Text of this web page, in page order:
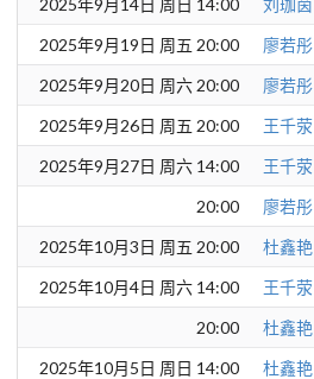
2025年9月14日 周日 14:00
刘珈茵
2025年9月19日 周五 20:00
廖若彤
2025年9月20日 周六 20:00
廖若彤
2025年9月26日 周五 20:00
王千荥
2025年9月27日 周六 14:00
王千荥
20:00
廖若彤
2025年10月3日 周五 20:00
杜鑫艳
2025年10月4日 周六 14:00
王千荥
20:00
杜鑫艳
2025年10月5日 周日 14:00
杜鑫艳